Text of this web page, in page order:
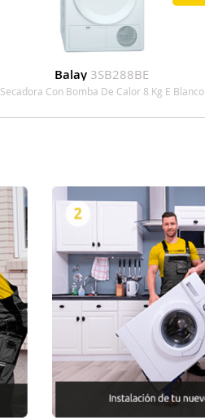
Balay 3SB288BE
Secadora Con Bomba De Calor 8 Kg E Blanco